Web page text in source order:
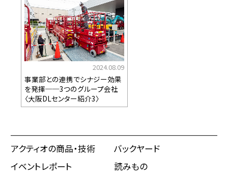
2024.08.09
事業部との連携でシナジー効果
を発揮──3つのグループ会社
〈大阪DLセンター紹介3〉
アクティオの商品・技術
バックヤード
イベントレポート
読みもの